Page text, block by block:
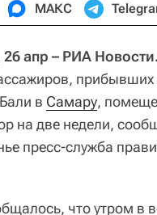
МАКС
апр – РИА
в Самару,
на две недели,
пресс-служба
что утром в